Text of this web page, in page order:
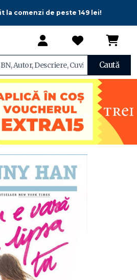
la comenzi de peste 149 lei!
Caută